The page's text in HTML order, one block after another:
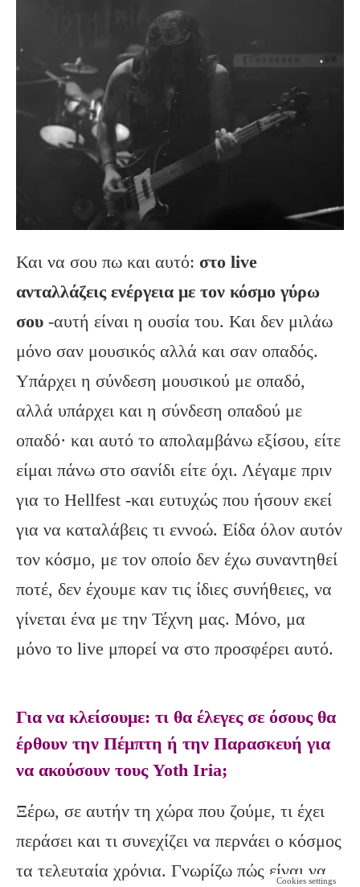
Και να σου πω και αυτό: στο live
ανταλλάζεις ενέργεια με τον κόσμο γύρω
σου -αυτή είναι η ουσία του. Και δεν μιλάω
μόνο σαν μουσικός αλλά και σαν οπαδός.
Υπάρχει η σύνδεση μουσικού με οπαδό,
αλλά υπάρχει και η σύνδεση οπαδού με
οπαδό· και αυτό το απολαμβάνω εξίσου, είτε
είμαι πάνω στο σανίδι είτε όχι. Λέγαμε πριν
για το Hellfest -και ευτυχώς που ήσουν εκεί
για να καταλάβεις τι εννοώ. Είδα όλον αυτόν
τον κόσμο, με τον οποίο δεν έχω συναντηθεί
ποτέ, δεν έχουμε καν τις ίδιες συνήθειες, να
γίνεται ένα με την Τέχνη μας. Μόνο, μα
μόνο το live μπορεί να στο προσφέρει αυτό.
Για να κλείσουμε: τι θα έλεγες σε όσους θα
έρθουν την Πέμπτη ή την Παρασκευή για
να ακούσουν τους Yoth Iria;
Ξέρω, σε αυτήν τη χώρα που ζούμε, τι έχει
περάσει και τι συνεχίζει να περνάει ο κόσμος
τα τελευταία χρόνια. Γνωρίζω πώς είναι να
Cookies settings